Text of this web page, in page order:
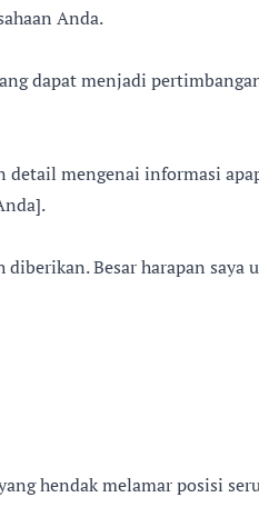
Anda.
dapat menjadi
detail mengenai informasi
Besar harapan saya
hendak melamar posisi